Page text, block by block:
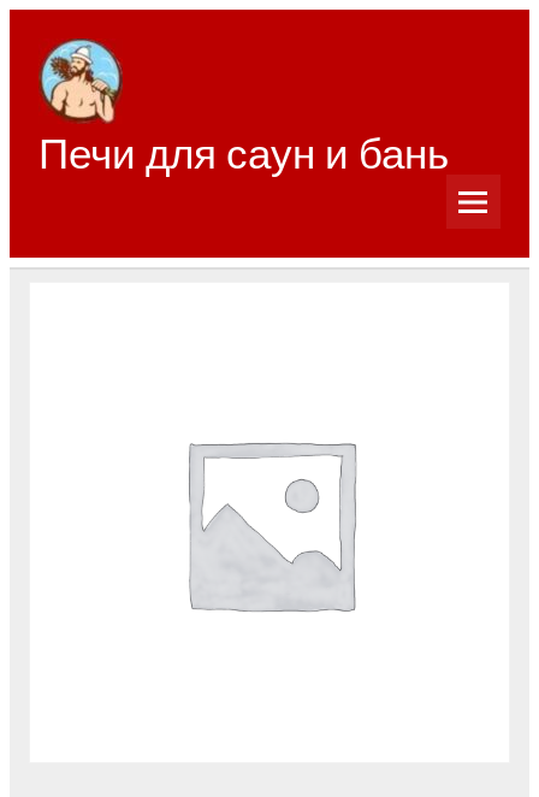
Перейти
содержимому
Печи для саун и бань